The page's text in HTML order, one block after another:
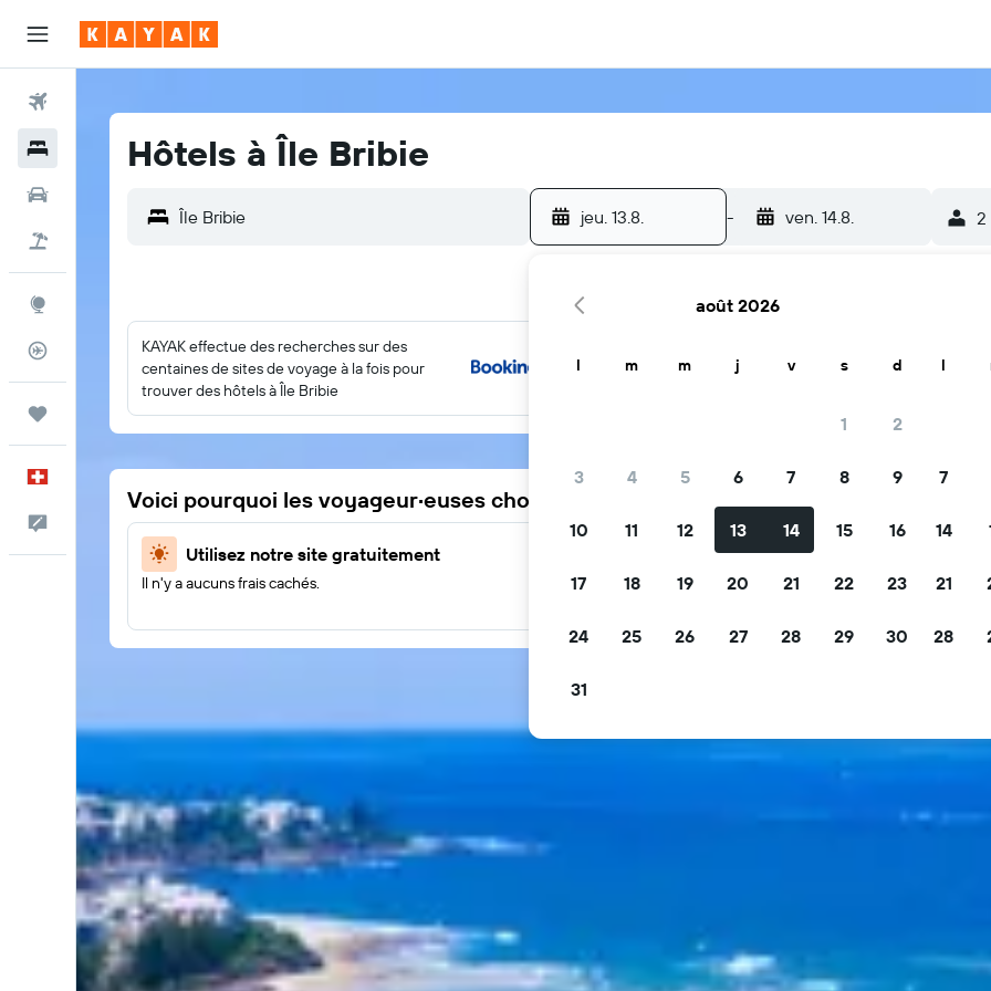
Suivi des vols
Français
Commentaires
Hôtels à Île Bribie
jeu. 13.8. - ven. 14.8. 2
KAYAK effectue des recherches sur des
centaines de sites de voyage à la fois pour
trouver des hôtels à Île Bribie
Voici pourquoi les voyageur·euses choisissent KAYAK
Utilisez notre site gratuitement
Il n'y a aucuns frais cachés.
Filtrez les offres
Filtrez par annulation gratuite, petit déjeuner gratuit et
août 2026
l m m j v s d
1 2
3 4 5 6 7 8 9
10 11 12 13 14 15 16
17 18 19 20 21 22 23
24 25 26 27 28 29 30
31
l
7
14
21
28